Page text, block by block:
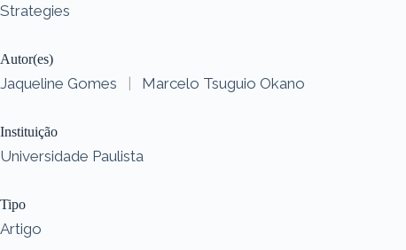
Strategies
Autor(es)
Jaqueline Gomes | Marcelo Tsuguio Okano
Instituição
Universidade Paulista
Tipo
Artigo